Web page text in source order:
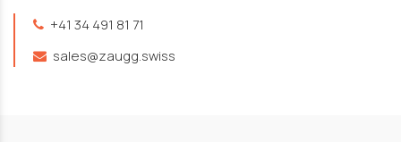
+41 34 491 81 71
sales@zaugg.swiss